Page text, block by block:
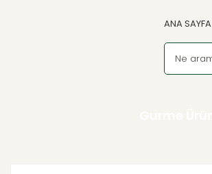
ANA SAYFA